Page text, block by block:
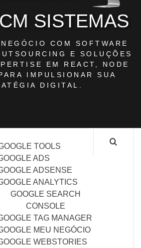
SISTEMAS
COM SOFTWARE
E SOLUÇÕES
EM REACT, NODE
IMPULSIONAR SUA
DIGITAL.
TOOLS
ADS
ADSENSE
ANALYTICS
GOOGLE SEARCH
CONSOLE
TAG MANAGER
MEU NEGÓCIO
WEBSTORIES